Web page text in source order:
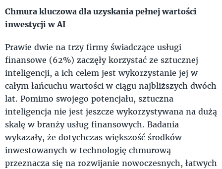
Chmura kluczowa dla uzyskania pełnej wartości
inwestycji w AI
Prawie dwie na trzy firmy świadczące usługi
finansowe (62%) zaczęły korzystać ze sztucznej
inteligencji, a ich celem jest wykorzystanie jej w
całym łańcuchu wartości w ciągu najbliższych dwóch
lat. Pomimo swojego potencjału, sztuczna
inteligencja nie jest jeszcze wykorzystywana na dużą
skalę w branży usług finansowych. Badania
wykazały, że dotychczas większość środków
inwestowanych w technologię chmurową
przeznacza się na rozwijanie nowoczesnych, łatwych